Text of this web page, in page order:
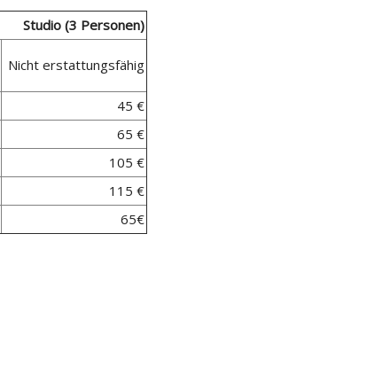
Studio (3 Personen)
Nicht erstattungsfähig
45 €
65 €
105 €
115 €
65€